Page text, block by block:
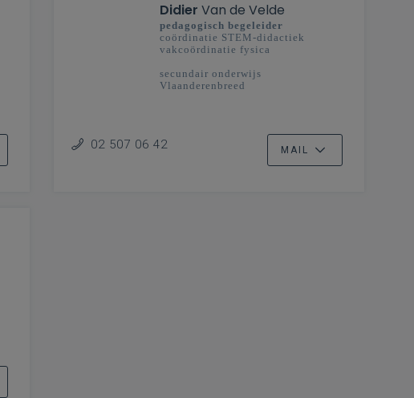
Didier Van de Velde
pedagogisch begeleider
coördinatie STEM-didactiek
vakcoördinatie fysica
secundair onderwijs
Vlaanderenbreed
02 507 06 42 MAIL